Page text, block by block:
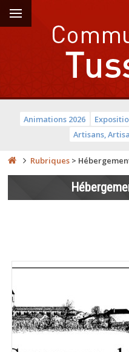
Animations 2026
Artisans,
Rubriques >